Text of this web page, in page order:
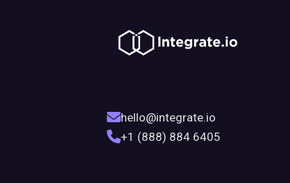
hello@integrate.io
+1 (888) 884 6405